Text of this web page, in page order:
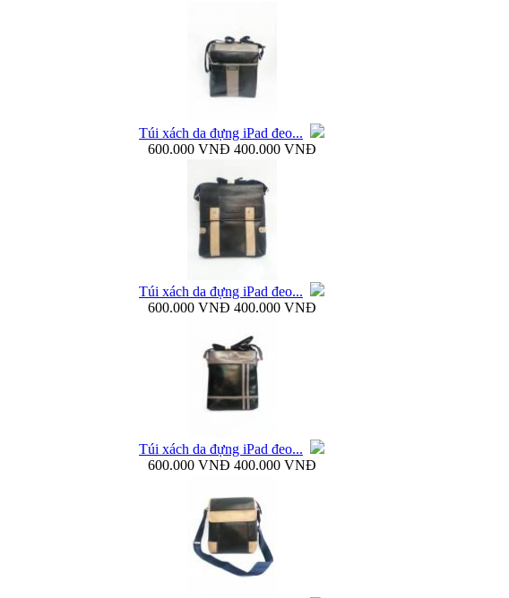
Bao da Galaxy Note 3 N900 mở ngang Zenus...
Nắp lưng Samsung Galaxy Note 3 N9000 Baseus...
Bao da Samsung Galaxy Note 3 N9000 Baseus Folio
Túi xách da đựng iPad đeo...
600.000 VNĐ 400.000 VNĐ
Túi xách da đựng iPad đeo...
600.000 VNĐ 400.000 VNĐ
Túi xách da đựng iPad đeo...
600.000 VNĐ 400.000 VNĐ